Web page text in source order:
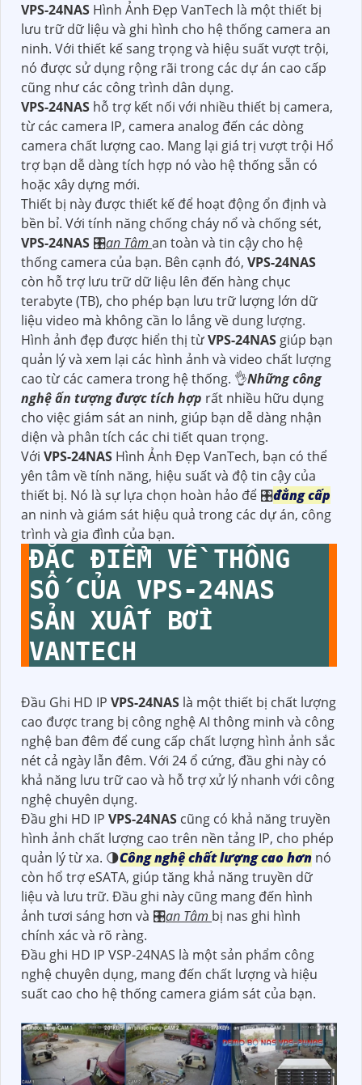
VPS-24NAS Hình Ảnh Đẹp VanTech là một thiết bị
lưu trữ dữ liệu và ghi hình cho hệ thống camera an
ninh. Với thiết kế sang trọng và hiệu suất vượt trội,
nó được sử dụng rộng rãi trong các dự án cao cấp
cũng như các công trình dân dụng.
VPS-24NAS hỗ trợ kết nối với nhiều thiết bị camera,
từ các camera IP, camera analog đến các dòng
camera chất lượng cao. Mang lại giá trị vượt trội Hổ
trợ bạn dễ dàng tích hợp nó vào hệ thống sẵn có
hoặc xây dựng mới.
Thiết bị này được thiết kế để hoạt động ổn định và
bền bỉ. Với tính năng chống cháy nổ và chống sét,
VPS-24NAS 🎛an Tâm an toàn và tin cậy cho hệ
thống camera của bạn. Bên cạnh đó, VPS-24NAS
còn hỗ trợ lưu trữ dữ liệu lên đến hàng chục
terabyte (TB), cho phép bạn lưu trữ lượng lớn dữ
liệu video mà không cần lo lắng về dung lượng.
Hình ảnh đẹp được hiển thị từVPS-24NAS giúp bạn
quản lý và xem lại các hình ảnh và video chất lượng
cao từ các camera trong hệ thống. 👌Những công
nghệ ấn tượng được tích hợp rất nhiều hữu dụng
cho việc giám sát an ninh, giúp bạn dễ dàng nhận
diện và phân tích các chi tiết quan trọng.
Với VPS-24NAS Hình Ảnh Đẹp VanTech, bạn có thể
yên tâm về tính năng, hiệu suất và độ tin cậy của
thiết bị. Nó là sự lựa chọn hoàn hảo để 🎛đẳng cấp
an ninh và giám sát hiệu quả trong các dự án, công
trình và gia đình của bạn.
ĐẶC ĐIỂM VỀ THÔNG
SỐ CỦA VPS-24NAS
SẢN XUẤT BỞI
VANTECH
Đầu Ghi HD IP VPS-24NAS là một thiết bị chất lượng
cao được trang bị công nghệ AI thông minh và công
nghệ ban đêm để cung cấp chất lượng hình ảnh sắc
nét cả ngày lẫn đêm. Với 24 ổ cứng, đầu ghi này có
khả năng lưu trữ cao và hỗ trợ xử lý nhanh với công
nghệ chuyên dụng.
Đầu ghi HD IP VPS-24NAS cũng có khả năng truyền
hình ảnh chất lượng cao trên nền tảng IP, cho phép
quản lý từ xa. 🌗Công nghệ chất lượng cao hơn nó
còn hổ trợ eSATA, giúp tăng khả năng truyền dữ
liệu và lưu trữ. Đầu ghi này cũng mang đến hình
ảnh tươi sáng hơn và 🎛an Tâm bị nas ghi hình
chính xác và rõ ràng.
Đầu ghi HD IP VSP-24NAS là một sản phẩm công
nghệ chuyên dụng, mang đến chất lượng và hiệu
suất cao cho hệ thống camera giám sát của bạn.